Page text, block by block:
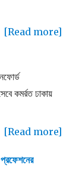
[Read more]
কমর্রত ঢাকায়
[Read more]
প্রফেশনের